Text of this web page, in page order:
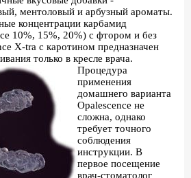
ментоловый и арбузный ароматы.
концентрации карбамид
10%, 15%, 20%) с фтором и без
X-tra с каротином предназначен
только в кресле врача.
Процедура
применения
домашнего варианта
Opalescence не
сложна, однако
требует точного
соблюдения
инструкции. В
первое посещение
врач-стоматолог